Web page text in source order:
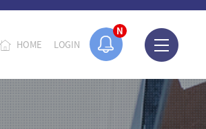
N
HOME LOGIN